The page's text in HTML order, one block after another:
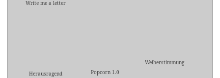
Write me a letter
Herausragend Popcorn 1.0
Weiherstimmung